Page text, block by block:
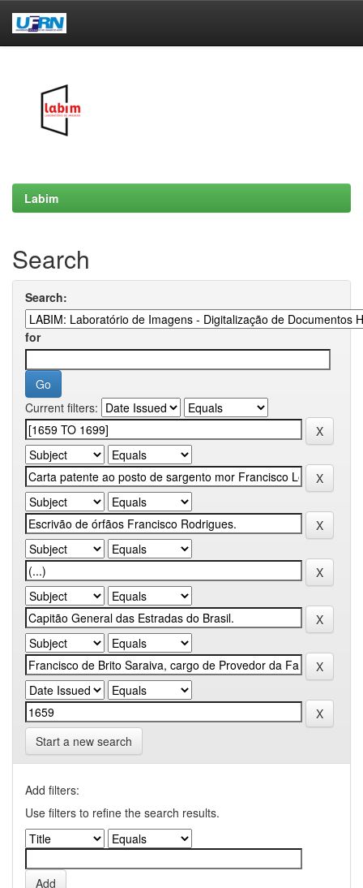
Labim
Search
Search:
for
Current filters:
Start a new search
Add filters:
Use filters to refine the search results.